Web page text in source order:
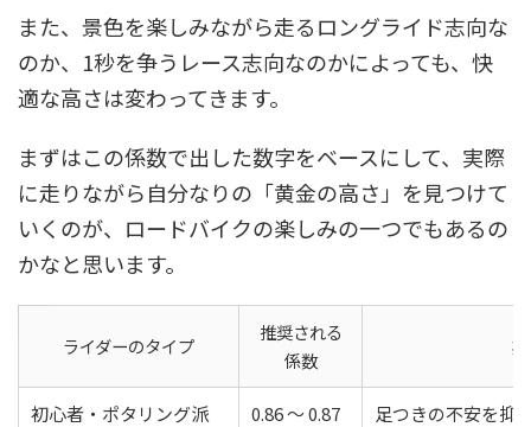
また、景色を楽しみながら走るロングライド志向な
のか、1秒を争うレース志向なのかによっても、快
適な高さは変わってきます。
まずはこの係数で出した数字をベースにして、実際
に走りながら自分なりの「黄金の高さ」を見つけて
いくのが、ロードバイクの楽しみの一つでもあるの
かなと思います。
ライダーのタイプ
推奨される
係数
初心者・ポタリング派 0.86 ～ 0.87 足つきの不安を抑